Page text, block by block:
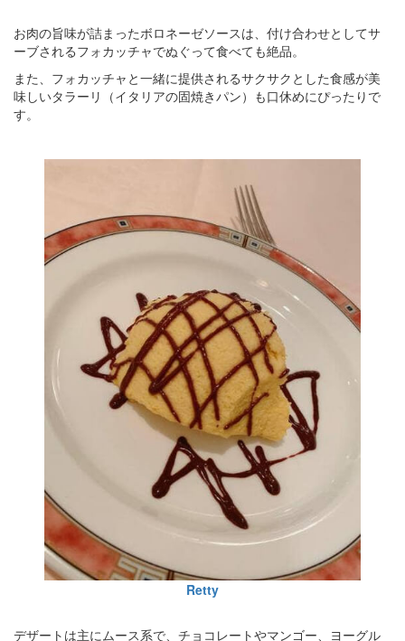
お肉の旨味が詰まったボロネーゼソースは、付け合わせとしてサ
ーブされるフォカッチャでぬぐって食べても絶品。
また、フォカッチャと一緒に提供されるサクサクとした食感が美
味しいタラーリ（イタリアの固焼きパン）も口休めにぴったりで
す。
Retty
デザートは主にムース系で、チョコレートやマンゴー、ヨーグル